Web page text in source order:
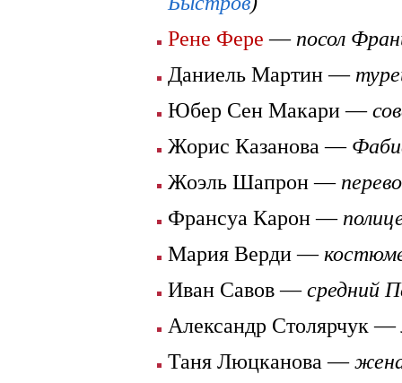
Рене Фере — посол
Даниель Мартин —
Юбер Сен Макари —
Жорис Казанова —
Жоэль Шапрон —
Франсуа Карон —
Мария Верди —
Иван Савов —средний
Александр Столярчук —
Таня Люцканова —